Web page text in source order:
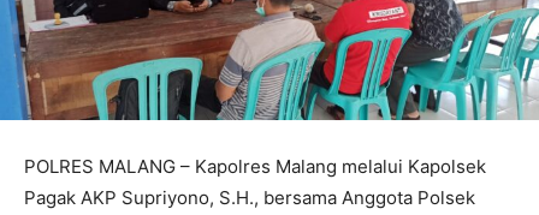
POLRES MALANG – Kapolres Malang melalui Kapolsek
Pagak AKP Supriyono, S.H., bersama Anggota Polsek